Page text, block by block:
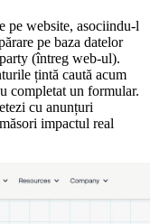
pe website, asociindu-l
pe baza datelor
(întreg web-ul).
țintă caută acum
completat un formular.
cu anunțuri
impactul real